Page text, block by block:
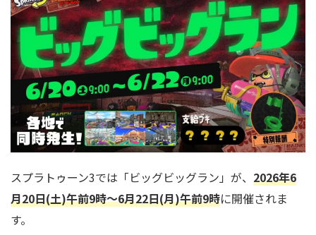
スプラトゥーン3では「ビッグビッグラン」が、 2026年6
月20日(土)午前9時～6月22日(月)午前9時に開催されま
す。